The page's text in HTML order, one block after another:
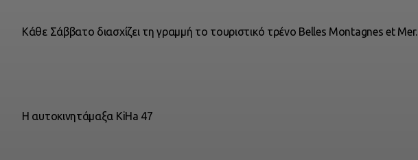
Kάθε Σάββατο διασχίζει τη γραμμή το τουριστικό τρένο Belles Montagnes et Mer.
Η αυτοκινητάμαξα KiHa 47